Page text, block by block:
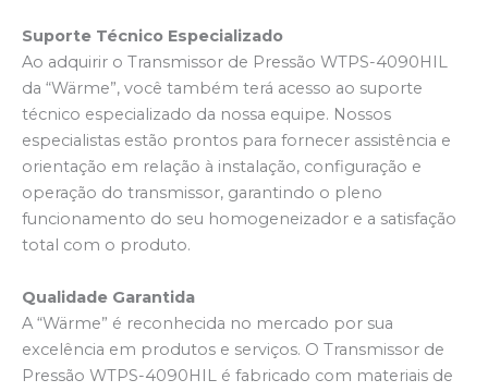
Suporte Técnico Especializado
Ao adquirir o Transmissor de Pressão WTPS-4090HIL
da “Wärme”, você também terá acesso ao suporte
técnico especializado da nossa equipe. Nossos
especialistas estão prontos para fornecer assistência e
orientação em relação à instalação, configuração e
operação do transmissor, garantindo o pleno
funcionamento do seu homogeneizador e a satisfação
total com o produto.
Qualidade Garantida
A “Wärme” é reconhecida no mercado por sua
excelência em produtos e serviços. O Transmissor de
Pressão WTPS-4090HIL é fabricado com materiais de